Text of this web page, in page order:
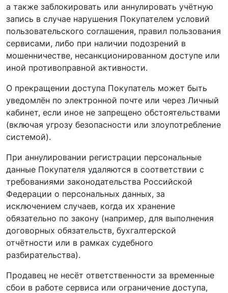
а также заблокировать или аннулировать учётную
запись в случае нарушения Покупателем условий
пользовательского соглашения, правил пользования
сервисами, либо при наличии подозрений в
мошенничестве, несанкционированном доступе или
иной противоправной активности.
О прекращении доступа Покупатель может быть
уведомлён по электронной почте или через Личный
кабинет, если иное не запрещено обстоятельствами
(включая угрозу безопасности или злоупотребление
системой).
При аннулировании регистрации персональные
данные Покупателя удаляются в соответствии с
требованиями законодательства Российской
Федерации о персональных данных, за
исключением случаев, когда их хранение
обязательно по закону (например, для выполнения
договорных обязательств, бухгалтерской
отчётности или в рамках судебного
разбирательства).
Продавец не несёт ответственности за временные
сбои в работе сервиса или ограничение доступа,